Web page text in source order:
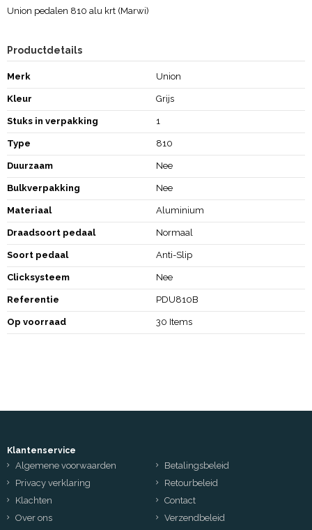
Union pedalen 810 alu krt (Marwi)
Productdetails
Merk Union
Kleur Grijs
Stuks in verpakking 1
Type 810
Duurzaam Nee
Bulkverpakking Nee
Materiaal Aluminium
Draadsoort pedaal Normaal
Soort pedaal Anti-Slip
Clicksysteem Nee
Referentie PDU810B
Op voorraad 30 Items
Klantenservice
Algemene voorwaarden
Betalingsbeleid
Privacy verklaring
Retourbeleid
Klachten
Contact
Over ons
Verzendbeleid